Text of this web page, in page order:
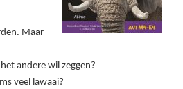
Maar
andere wil zeggen?
veel lawaai?